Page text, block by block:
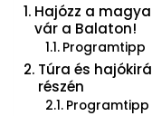
Hajózz a
vár a Balaton!
Programtipp
Túra és
részén
Programtipp